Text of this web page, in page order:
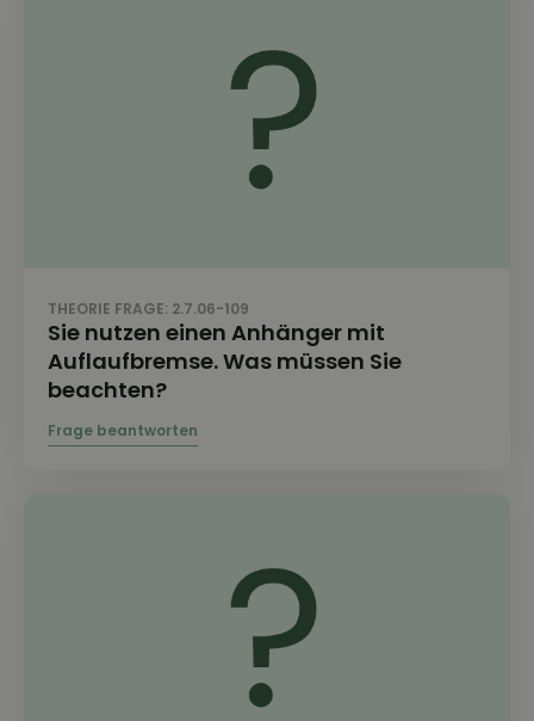
THEORIE FRAGE: 2.7.06-109
Sie nutzen einen Anhänger mit
Auflaufbremse. Was müssen Sie
beachten?